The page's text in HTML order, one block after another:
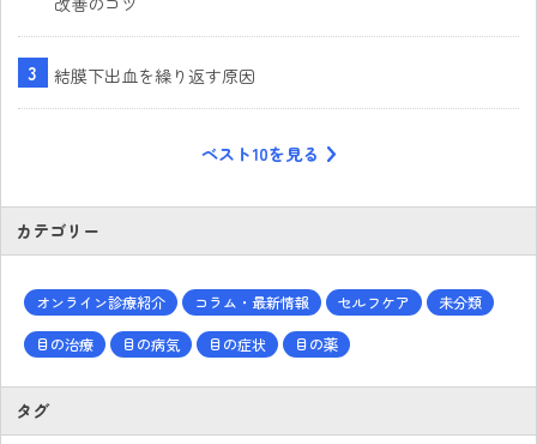
結膜下出血を繰り返す原因
ベスト10を見る
カテゴリー
オンライン診療紹介 コラム・最新情報 セルフケア 未分類
目の治療 目の病気 目の症状 目の薬
タグ